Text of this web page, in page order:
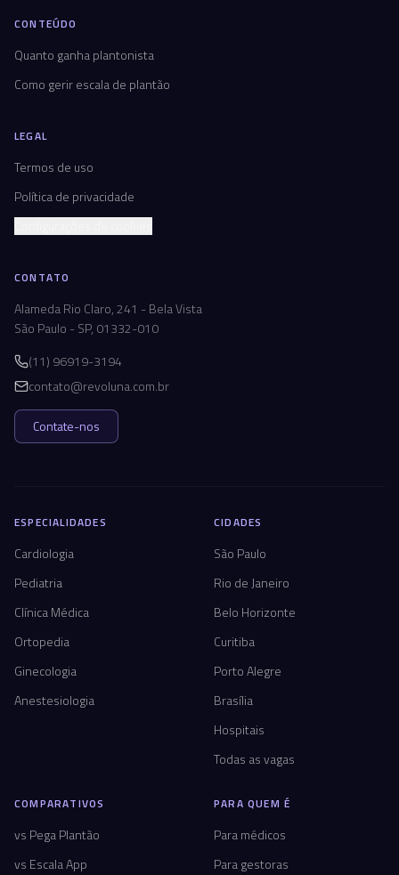
CONTEÚDO
Quanto ganha plantonista
Como gerir escala de plantão
LEGAL
Termos de uso
Política de privacidade
CONTATO
Alameda Rio Claro, 241 - Bela Vista
São Paulo - SP, 01332-010
(11) 96919-3194
contato@revoluna.com.br
Contate-nos
ESPECIALIDADES
Cardiologia
Pediatria
Clínica Médica
Ortopedia
Ginecologia
Anestesiologia
CIDADES
São Paulo
Rio de Janeiro
Belo Horizonte
Curitiba
Porto Alegre
Brasília
Hospitais
Todas as vagas
COMPARATIVOS
vs Pega Plantão
vs Escala App
PARA QUEM É
Para médicos
Para gestoras